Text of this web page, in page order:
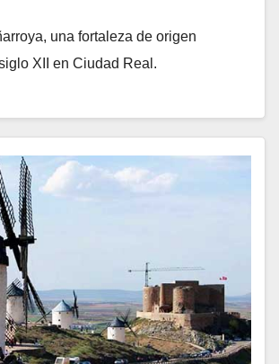
una fortaleza de origen
XII en Ciudad Real.